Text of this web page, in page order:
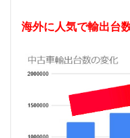
海外に人気で輸出台